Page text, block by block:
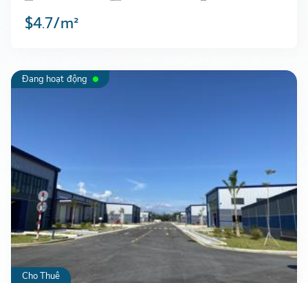
$4.7/m²
Đang hoạt động
Cho Thuê